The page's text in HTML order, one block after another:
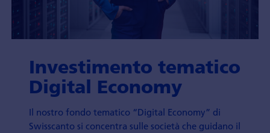
Investimento tematico
Digital Economy
Il nostro fondo tematico “Digital Economy” di
Swisscanto si concentra sulle società che guidano il